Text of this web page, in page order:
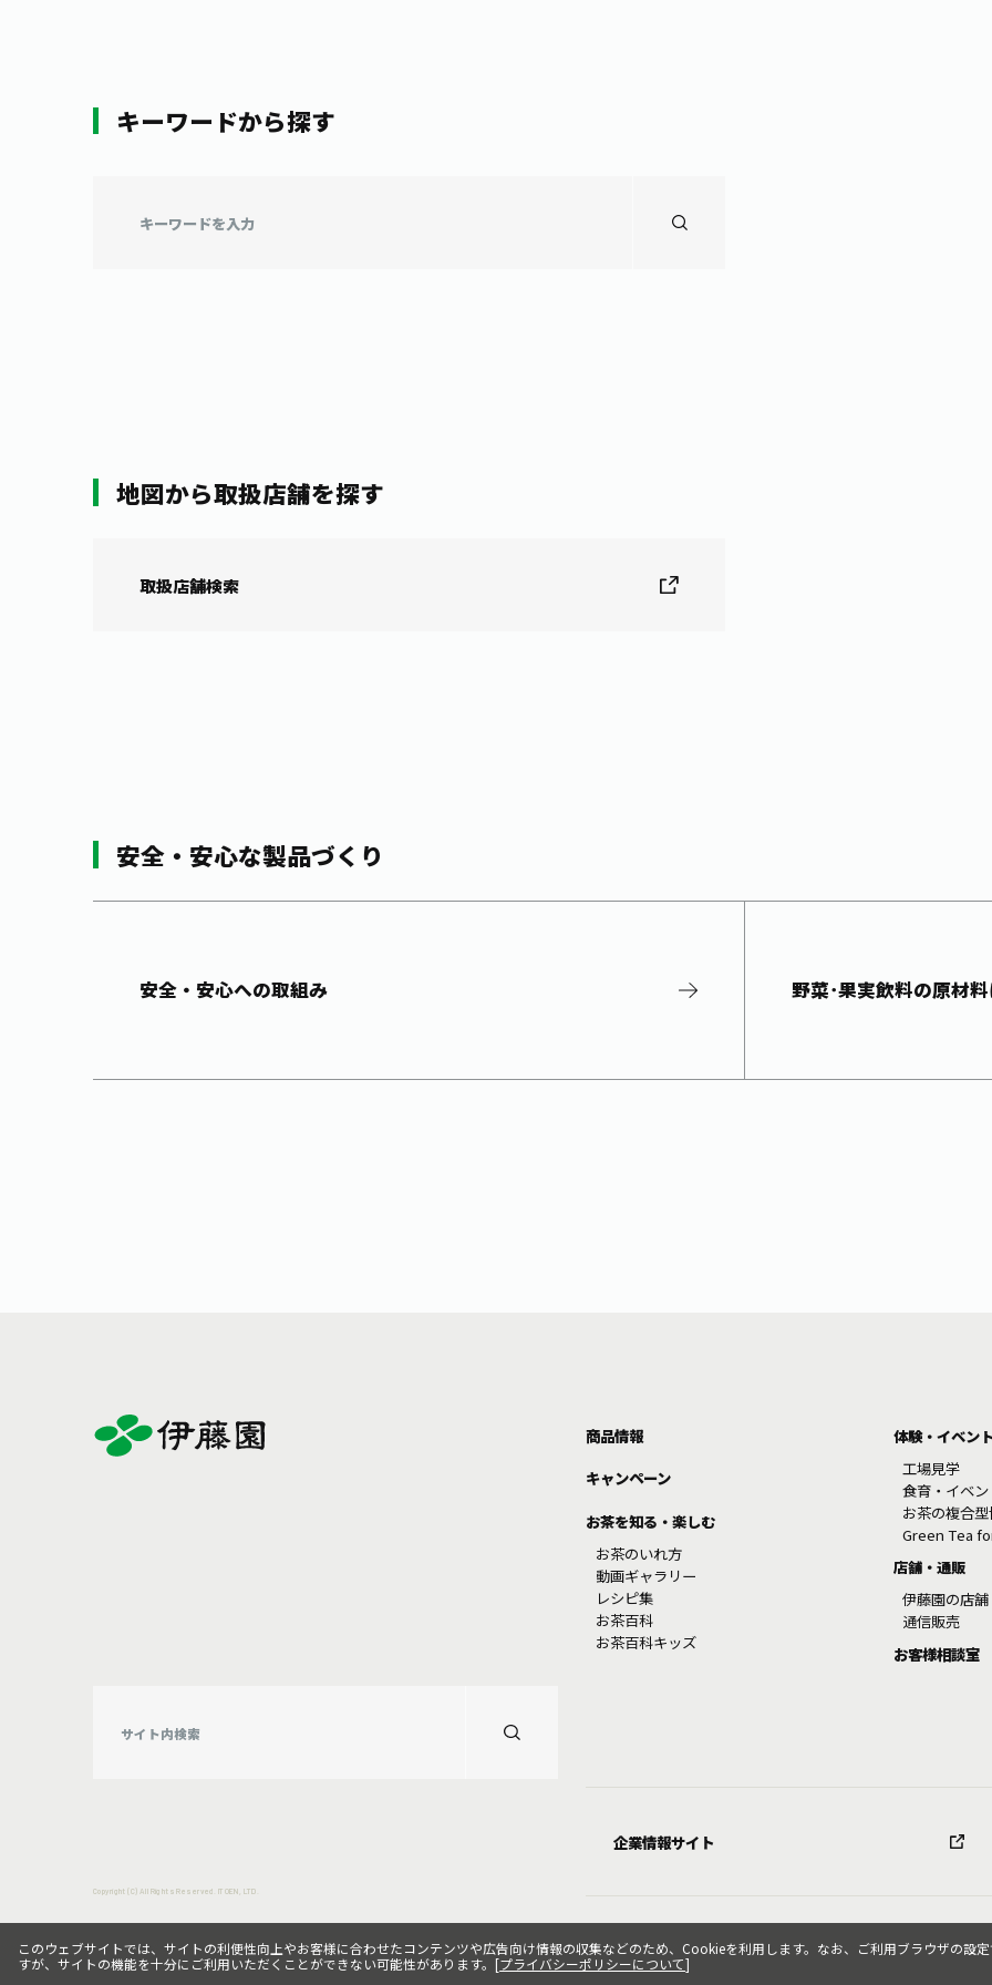
キーワードから探す
地図から取扱店舗を探す
取扱店舗検索
安全・安心な製品づくり
安全・安心への取組み 野菜･果実飲料の原材
商品情報
キャンペーン
お茶を知る・楽しむ
お茶のいれ方
動画ギャラリー
レシピ集
お茶百科
お茶百科キッズ
体験・イベン
工場見学
食育・イベ
お茶の複合
Green Tea
店舗・通販
伊藤園の店舗
通信販売
お客様相談室
企業情報サイト
Copyright (C) All Rights Reserved. ITOEN, LTD.
このウェブサイトでは、サイトの利便性向上やお客様に合わせたコンテンツや広告向け情報の収集などのため、Cookieを利用します。なお、ご利用ブラウザの設
すが、サイトの機能を十分にご利用いただくことができない可能性があります。[プライバシーポリシーについて]